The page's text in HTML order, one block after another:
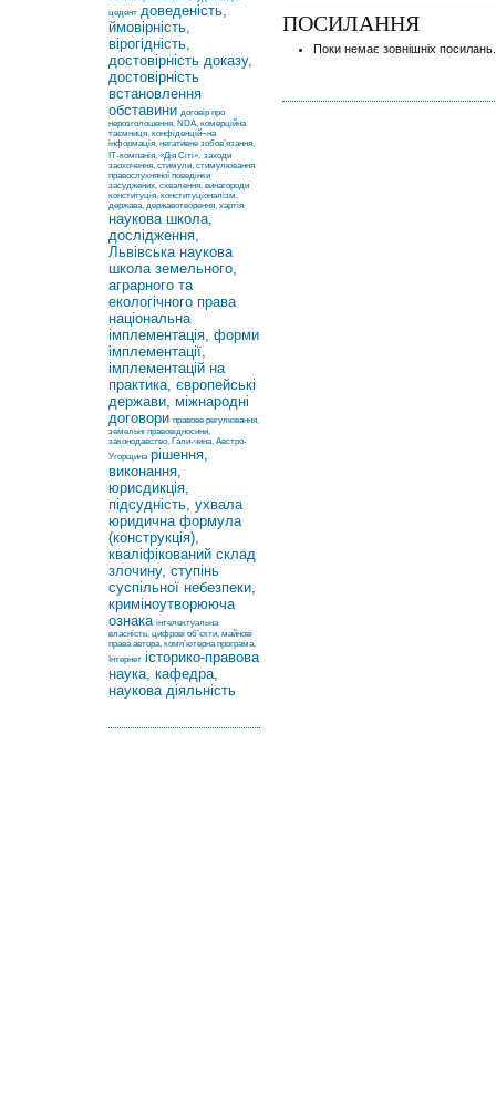
цедент доведеність,
ймовірність,
вірогідність,
достовірність доказу,
достовірність
встановлення
обставини договір про
нерозголошення, NDA, комерційна
таємниця, конфіденцій¬на
інформація, негативне зобов’язання,
ІТ-компанія, «Дія Сіті». заходи
заохочення, стимули, стимулювання
правослухняної поведінки
засуджених, схвалення, винагороди
конституція, конституціоналізм,
держава, державотворення, хартія
наукова школа,
дослідження,
Львівська наукова
школа земельного,
аграрного та
екологічного права
національна
імплементація, форми
імплементації,
імплементацій на
практика, європейські
держави, міжнародні
договори правове регулювання,
земельні правовідносини,
законодавство, Гали-чина, Австро-
Угорщина рішення,
виконання,
юрисдикція,
підсудність, ухвала
юридична формула
(конструкція),
кваліфікований склад
злочину, ступінь
суспільної небезпеки,
криміноутворююча
ознака інтелектуальна
власність, цифрові об’єкти, майнові
права автора, комп’ютерна програма,
Інтернет історико-правова
наука, кафедра,
наукова діяльність
ПОСИЛАННЯ
Поки немає зовнішніх посилань.